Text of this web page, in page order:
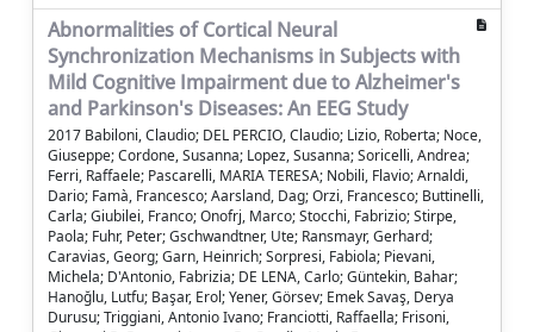
Abnormalities of Cortical Neural
Synchronization Mechanisms in Subjects with
Mild Cognitive Impairment due to Alzheimer's
and Parkinson's Diseases: An EEG Study
2017 Babiloni, Claudio; DEL PERCIO, Claudio; Lizio, Roberta; Noce,
Giuseppe; Cordone, Susanna; Lopez, Susanna; Soricelli, Andrea;
Ferri, Raffaele; Pascarelli, MARIA TERESA; Nobili, Flavio; Arnaldi,
Dario; Famà, Francesco; Aarsland, Dag; Orzi, Francesco; Buttinelli,
Carla; Giubilei, Franco; Onofrj, Marco; Stocchi, Fabrizio; Stirpe,
Paola; Fuhr, Peter; Gschwandtner, Ute; Ransmayr, Gerhard;
Caravias, Georg; Garn, Heinrich; Sorpresi, Fabiola; Pievani,
Michela; D'Antonio, Fabrizia; DE LENA, Carlo; Güntekin, Bahar;
Hanoğlu, Lutfu; Başar, Erol; Yener, Görsev; Emek Savaş, Derya
Durusu; Triggiani, Antonio Ivano; Franciotti, Raffaella; Frisoni,